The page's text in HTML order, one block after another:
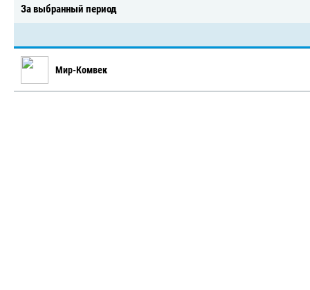
За выбранный период
Мир-Комвек